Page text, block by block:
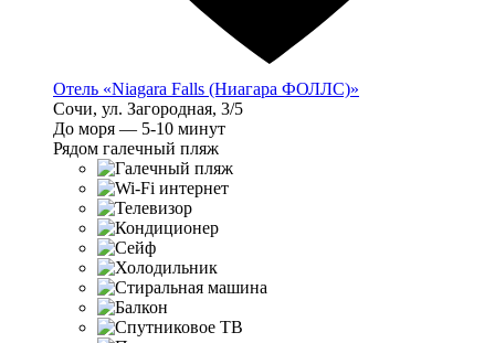
Отель «Niagara Falls (Ниагара ФОЛЛС)»
Сочи, ул. Загородная, 3/5
До моря — 5-10 минут
Рядом галечный пляж